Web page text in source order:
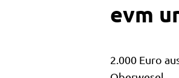
evm
2.000 Euro